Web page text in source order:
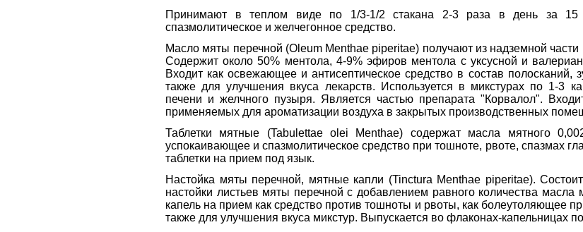
Принимают в теплом виде по 1/3-1/2 стакана 2-3 раза в день за
спазмолитическое и желчегонное средство.
Масло мяты перечной (Oleum Menthae piperitae) получают из надземной
Содержит около 50% ментола, 4-9% эфиров ментола с уксусной и
Входит как освежающее и антисептическое средство в состав
также для улучшения вкуса лекарств. Используется в микстурах по 1-3
печени и желчного пузыря. Является частью препарата "Корвалол".
применяемых для ароматизации воздуха в закрытых производственных
Таблетки мятные (Tabulettae olei Menthae) содержат масла мятного
успокаивающее и спазмолитическое средство при тошноте, рвоте, спазмах
таблетки на прием под язык.
Настойка мяты перечной, мятные капли (Tinctura Menthae piperitae).
настойки листьев мяты перечной с добавлением равного количества
капель на прием как средство против тошноты и рвоты, как болеутоляющее
также для улучшения вкуса микстур. Выпускается во флаконах-капельницах